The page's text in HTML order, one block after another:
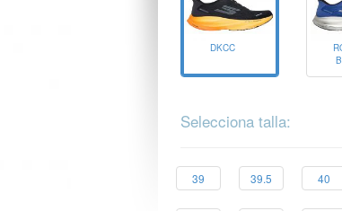
DKCC
Selecciona talla:
39 39.5 40